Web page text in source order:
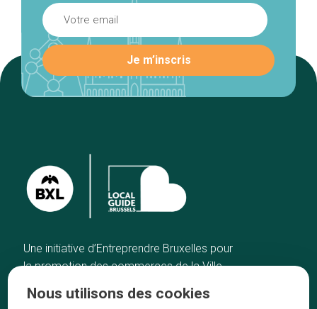
Une initiative d’Entreprendre Bruxelles pour
la promotion des commerces de la Ville
Accueil
Artisans
Nous utilisons des cookies